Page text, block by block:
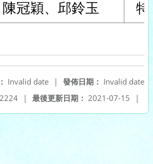
陳冠穎、邱鈴玉 特
發佈日期： Invalid date
Invalid date
|
最後更新日期： 2021-07-15 |
2224 |